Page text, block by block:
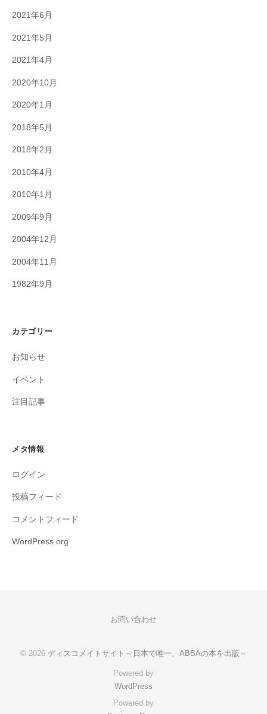
2021年6月
2021年5月
2021年4月
2020年10月
2020年1月
2018年5月
2018年2月
2010年4月
2010年1月
2009年9月
2004年12月
2004年11月
1982年9月
カテゴリー
お知らせ
イベント
注目記事
メタ情報
ログイン
投稿フィード
コメントフィード
WordPress.org
お問い合わせ
© 2026 ディスコメイトサイト～日本で唯一、ABBAの本を出版～
Powered by
WordPress
Powered by